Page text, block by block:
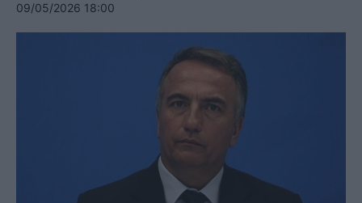
09/05/2026 18:00